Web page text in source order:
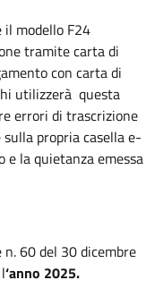
il modello F24
tramite carta di
con carta di
utilizzerà questa
errori di trascrizione
propria casella e-
la quietanza emessa
60 del 30 dicembre
‘anno 2025.